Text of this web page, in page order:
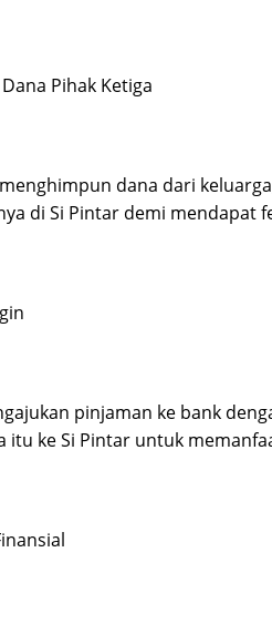
Pihak Ketiga
dana dari
di Si Pintar demi mendapat
pinjaman ke bank
itu ke Si Pintar untuk